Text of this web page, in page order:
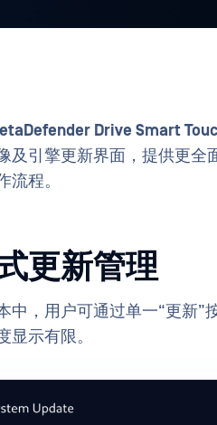
Drive Smart
及引擎更新界面，提供更全
流程。
更新管理
中，用户可通过单一“更新
显示有限。